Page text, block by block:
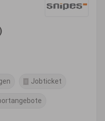
Jobticket